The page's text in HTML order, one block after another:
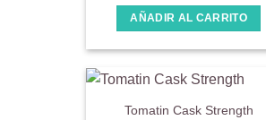
AÑADIR AL CARRITO
Tomatin Cask Strength